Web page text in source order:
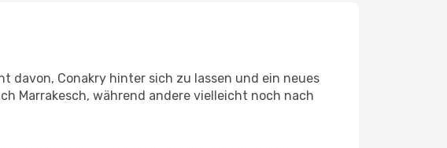
davon, Conakry hinter sich zu lassen und ein neues
Marrakesch, während andere vielleicht noch nach